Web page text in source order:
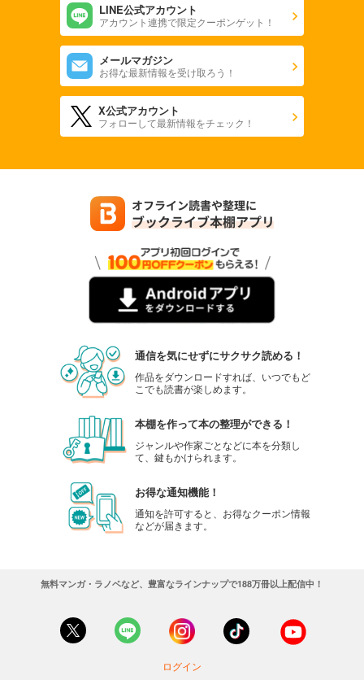
LINE公式アカウント
アカウント連携で限定クーポンゲット！
メールマガジン
お得な最新情報を受け取ろう！
X公式アカウント
フォローして最新情報をチェック！
通信を気にせずにサクサク読める！
作品をダウンロードすれば、いつでもど
こでも読書が楽しめます。
本棚を作って本の整理ができる！
ジャンルや作家ごとなどに本を分類し
て、鍵もかけられます。
お得な通知機能！
通知を許可すると、お得なクーポン情報
などが届きます。
無料マンガ・ラノベなど、豊富なラインナップで188万冊以上配信中！
ログイン